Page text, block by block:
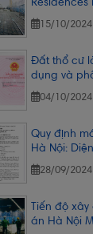
14/10/2024
15/10/2024
Đất thổ cư
dụng và
04/10/2024
Quy định
Hà Nội:
50m2.
28/09/2024
Tiến độ
án Hà Nội